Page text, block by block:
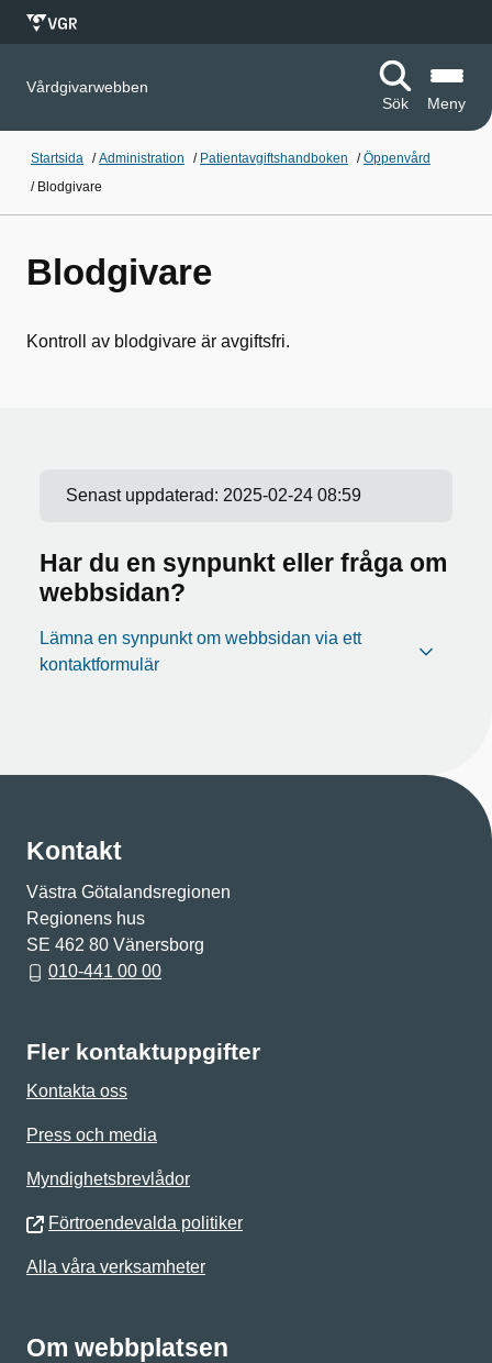
Vårdgivarwebben
Sök
Meny
Startsida /Administration / Patientavgiftshandboken /Öppenvård
/ Blodgivare
Blodgivare
Kontroll av blodgivare är avgiftsfri.
Senast uppdaterad: 2025-02-24 08:59
Har du en synpunkt eller fråga om
webbsidan?
Lämna en synpunkt om webbsidan via ett
kontaktformulär
Kontakt
Västra Götalandsregionen
Regionens hus
SE 462 80 Vänersborg
010-441 00 00
Fler kontaktuppgifter
Kontakta oss
Press och media
Myndighetsbrevlådor
Förtroendevalda politiker
Alla våra verksamheter
Om webbplatsen